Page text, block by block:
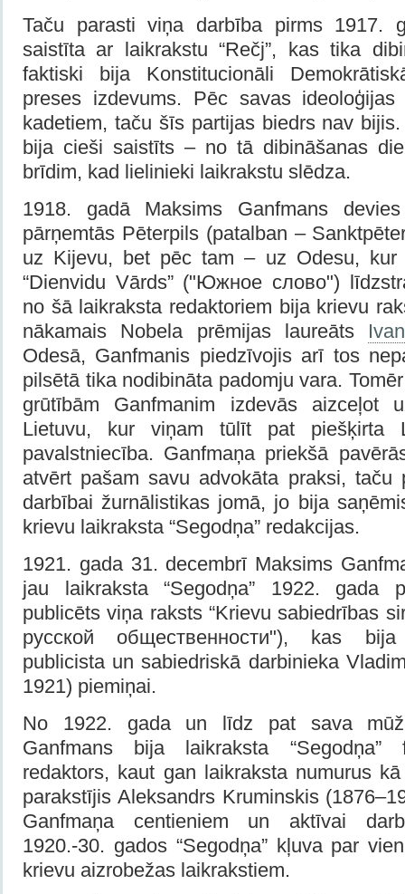
Taču parasti viņa darbība pirms 1917.
saistīta ar laikrakstu “Rečj”, kas tika
faktiski bija Konstitucionāli
preses izdevums. Pēc savas
kadetiem, taču šīs partijas biedrs nav
bija cieši saistīts – no tā dibināšanas
brīdim, kad lielinieki laikrakstu slēdza.
1918. gadā Maksims Ganfmans
pārņemtās Pēterpils (patalban –
uz Kijevu, bet pēc tam – uz Odesu, kur
“Dienvidu Vārds” ("Южное слово")
no šā laikraksta redaktoriem bija krievu
nākamais Nobela prēmijas laureāts
Odesā, Ganfmanis piedzīvojis arī tos
pilsētā tika nodibināta padomju vara.
grūtībām Ganfmanim izdevās aizceļot
Lietuvu, kur viņam tūlīt pat piešķirta
pavalstniecība. Ganfmaņa priekšā
atvērt pašam savu advokāta praksi, taču
darbībai žurnālistikas jomā, jo bija
krievu laikraksta “Segodņa” redakcijas.
1921. gada 31. decembrī Maksims
jau laikraksta “Segodņa” 1922. gada
publicēts viņa raksts “Krievu sabiedrības
русской общественности"), kas
publicista un sabiedriskā darbinieka
1921) piemiņai.
No 1922. gada un līdz pat sava
Ganfmans bija laikraksta “Segodņa”
redaktors, kaut gan laikraksta numurus
parakstījis Aleksandrs Kruminskis
Ganfmaņa centieniem un aktīvai
1920.-30. gados “Segodņa” kļuva par
krievu aizrobežas laikrakstiem.